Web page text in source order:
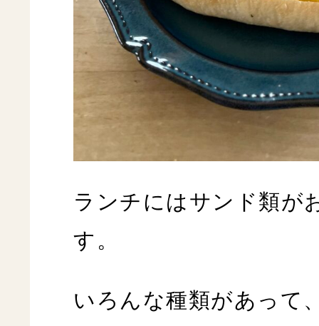
ランチにはサンド類が
す。
いろんな種類があって